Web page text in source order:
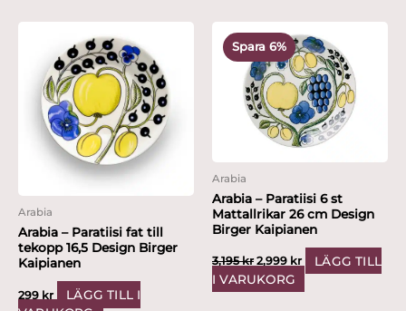
Arabia
Arabia – Paratiisi fat till
tekopp 16,5 Design Birger
Kaipianen
299 kr
LÄGG TILL I
Spara 6%
Arabia
Arabia – Paratiisi 6 st
Mattallrikar 26 cm Design
Birger Kaipianen
3,195kr
ursprungliga
var:
3,195 kr.
2,999 kr
nuvarande
priset
är:
2,999 kr.
LÄGG TILL
I VARUKORG